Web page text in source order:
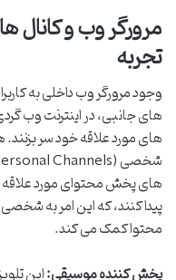
مرورگر وب و
تجربه
وجود مرورگر وب داخلی به
های جانبی، در اینترنت وب
های مورد علاقه خود سر
های پخش محتوای مورد علاقه
پیدا کنند، که این امر به
محتوا کمک می کند.